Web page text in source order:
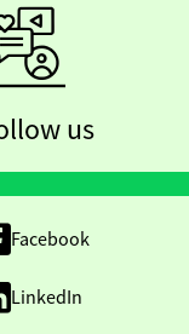
us
Facebook
LinkedIn